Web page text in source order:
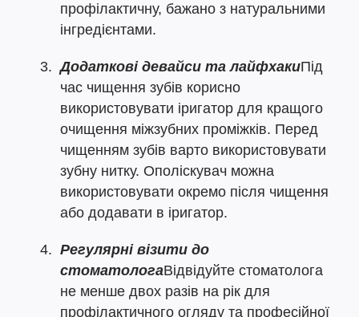
профілактичну, бажано з натуральними
інгредієнтами.
Додаткові девайси та лайфхакиПід
час чищення зубів корисно
використовувати іригатор для кращого
очищення міжзубних проміжків. Перед
чищенням зубів варто використовувати
зубну нитку. Ополіскувач можна
використовувати окремо після чищення
або додавати в іригатор.
Регулярні візити до
стоматологаВідвідуйте стоматолога
не менше двох разів на рік для
профілактичного огляду та професійної